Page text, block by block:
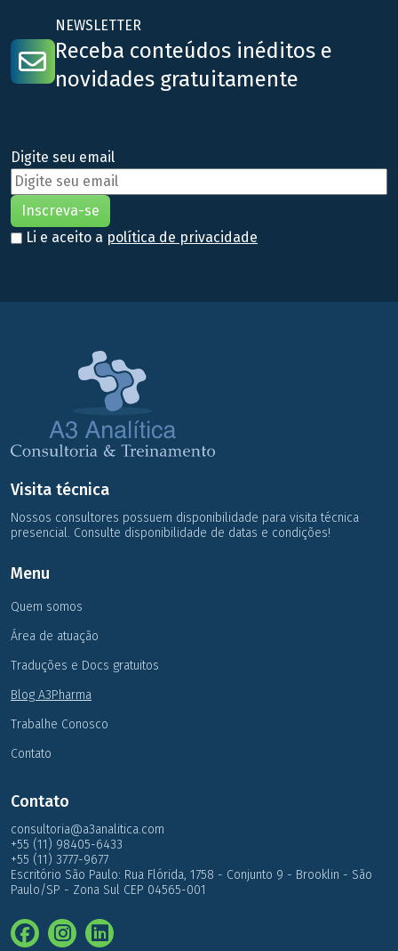
NEWSLETTER
Receba conteúdos inéditos e
novidades gratuitamente
Digite seu email
Li e aceito a política de privacidade
Visita técnica
Nossos consultores possuem disponibilidade para visita técnica
presencial. Consulte disponibilidade de datas e condições!
Menu
Quem somos
Área de atuação
Traduções e Docs gratuitos
Blog A3Pharma
Trabalhe Conosco
Contato
Contato
consultoria@a3analitica.com
+55 (11) 98405-6433
+55 (11) 3777-9677
Escritório São Paulo: Rua Flórida, 1758 - Conjunto 9 - Brooklin - São
Paulo/SP - Zona Sul CEP 04565-001